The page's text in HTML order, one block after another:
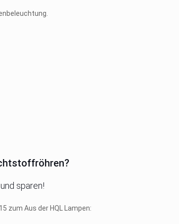
sparen!
zum Aus der HQL Lampen: